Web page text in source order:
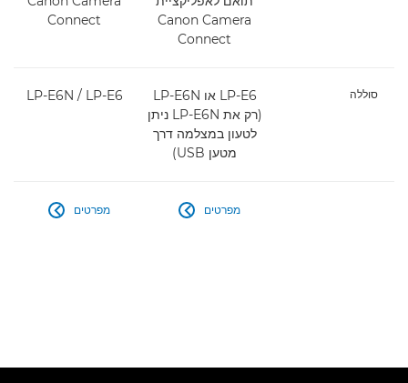
Canon Camera
Connect
Connect
סוללה
(רק את LP-E6N ניתן
לטעון במצלמה דרך
מטען USB)
LP-E6‏ / LP-E6N
מפרטים  מפרטים 